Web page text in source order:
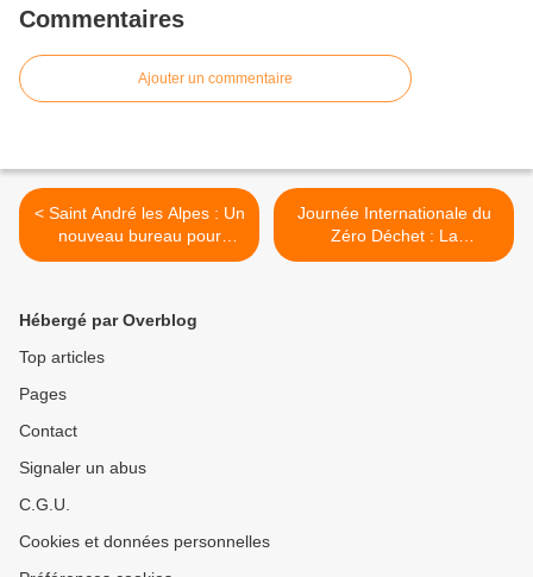
Commentaires
Ajouter un commentaire
< Saint André les Alpes : Un
nouveau bureau pour
l’association Chante livre
Journée Internationale du
Zéro Déchet : La
Communauté de
Hébergé par Overblog
Top articles
Pages
Contact
Signaler un abus
C.G.U.
Cookies et données personnelles